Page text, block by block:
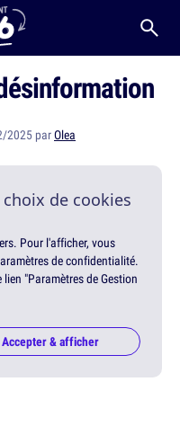
2025 parOlea
de cookies
Pour l'afficher, vous
de confidentialité.
"Paramètres de Gestion
Accepter & afficher